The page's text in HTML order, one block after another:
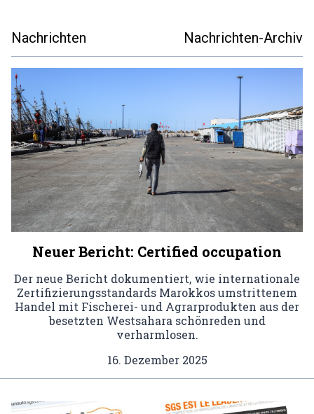
Nachrichten Nachrichten-Archiv
Neuer Bericht: Certified occupation
Der neue Bericht dokumentiert, wie internationale
Zertifizierungsstandards Marokkos umstrittenem
Handel mit Fischerei- und Agrarprodukten aus der
besetzten Westsahara schönreden und
verharmlosen.
16. Dezember 2025